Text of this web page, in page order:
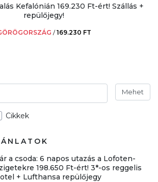
Kefalónián 169.230 Ft-ért! Szállás +
repülőjegy!
/169.230 FT
Mehet
Cikkek
a csoda: 6 napos utazás a Lofoten-
198.650 Ft-ért! 3*-os reggelis
+ Lufthansa repülőjegy